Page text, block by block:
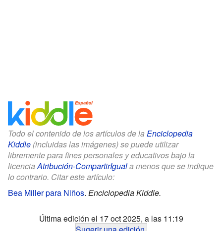
Todo el contenido de los artículos de la Enciclopedia
Kiddle (incluidas las imágenes) se puede utilizar
libremente para fines personales y educativos bajo la
licenciaAtribución-CompartirIguala menos que se indique
lo contrario. Citar este artículo:
Bea Miller para Niños. Enciclopedia Kiddle.
Última edición el 17 oct 2025, a las 11:19